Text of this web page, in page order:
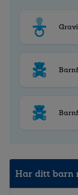
Har ditt barn